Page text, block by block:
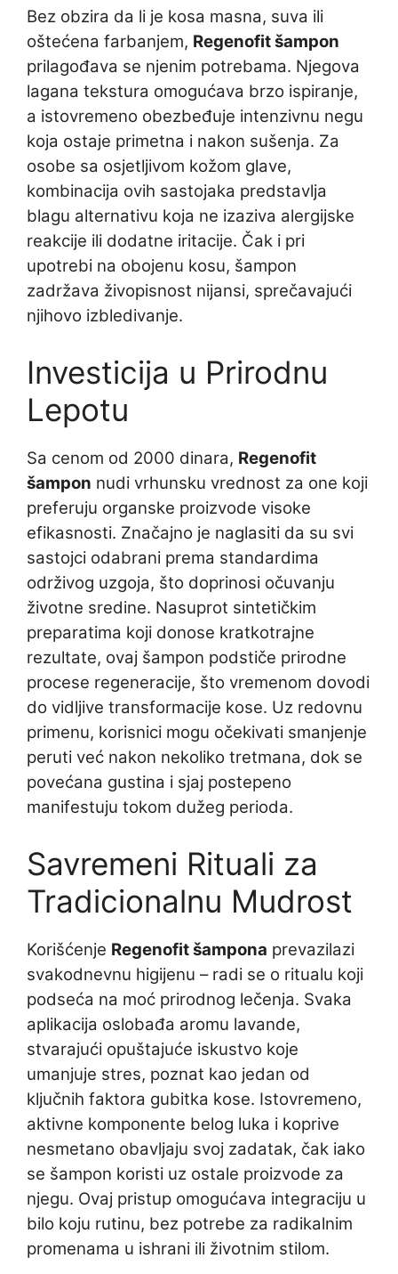
Bez obzira da li je kosa masna, suva ili
oštećena farbanjem, Regenofit šampon
prilagođava se njenim potrebama. Njegova
lagana tekstura omogućava brzo ispiranje,
a istovremeno obezbeđuje intenzivnu negu
koja ostaje primetna i nakon sušenja. Za
osobe sa osjetljivom kožom glave,
kombinacija ovih sastojaka predstavlja
blagu alternativu koja ne izaziva alergijske
reakcije ili dodatne iritacije. Čak i pri
upotrebi na obojenu kosu, šampon
zadržava živopisnost nijansi, sprečavajući
njihovo izbledivanje.
Investicija u Prirodnu
Lepotu
Sa cenom od 2000 dinara, Regenofit
šampon nudi vrhunsku vrednost za one koji
preferuju organske proizvode visoke
efikasnosti. Značajno je naglasiti da su svi
sastojci odabrani prema standardima
održivog uzgoja, što doprinosi očuvanju
životne sredine. Nasuprot sintetičkim
preparatima koji donose kratkotrajne
rezultate, ovaj šampon podstiče prirodne
procese regeneracije, što vremenom dovodi
do vidljive transformacije kose. Uz redovnu
primenu, korisnici mogu očekivati smanjenje
peruti već nakon nekoliko tretmana, dok se
povećana gustina i sjaj postepeno
manifestuju tokom dužeg perioda.
Savremeni Rituali za
Tradicionalnu Mudrost
Korišćenje Regenofit šampona prevazilazi
svakodnevnu higijenu – radi se o ritualu koji
podseća na moć prirodnog lečenja. Svaka
aplikacija oslobađa aromu lavande,
stvarajući opuštajuće iskustvo koje
umanjuje stres, poznat kao jedan od
ključnih faktora gubitka kose. Istovremeno,
aktivne komponente belog luka i koprive
nesmetano obavljaju svoj zadatak, čak iako
se šampon koristi uz ostale proizvode za
njegu. Ovaj pristup omogućava integraciju u
bilo koju rutinu, bez potrebe za radikalnim
promenama u ishrani ili životnim stilom.